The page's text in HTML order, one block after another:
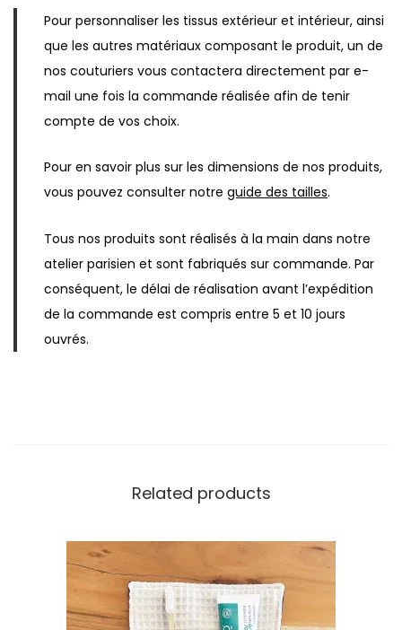
1
0
0
%
p
r
s
Pour personnaliser les tissus extérieur et intérieur, ainsi
que les autres matériaux composant le produit, un de
nos couturiers vous contactera directement par e-
mail une fois la commande réalisée afin de tenir
compte de vos choix.
Pour en savoir plus sur les dimensions de nos produits,
vous pouvez consulter notre guide des tailles.
Tous nos produits sont réalisés à la main dans notre
atelier parisien et sont fabriqués sur commande. Par
conséquent, le délai de réalisation avant l’expédition
de la commande est compris entre 5 et 10 jours
ouvrés.
Related products